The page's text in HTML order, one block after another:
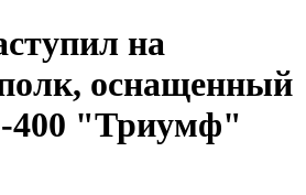
на
оснащенный
400 "Триумф"